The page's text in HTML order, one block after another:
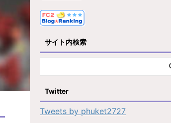
サイト内検索
Twitter
Tweets by phuket2727